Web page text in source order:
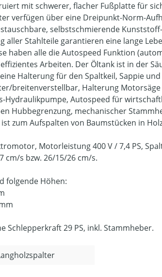
mit schwerer, flacher Fußplatte für
verfügen über eine Dreipunkt-Norm-
selbstschmierende
aller Stahlteile garantieren eine lange
haben alle die Autospeed Funktion
Arbeiten. Der Öltank ist in der
Halterung für den Spaltkeil, Sappie
breitenverstellbar, Halterung
Hydraulikpumpe, Autospeed für
Hubbegrenzung, mechanischer
zum Aufspalten von Baumstücken in
Motorleistung 400 V / 7,4 PS,
cm/s bzw. 26/15/26 cm/s.
folgende Höhen:
Schlepperkraft 29 PS, inkl. Stammheber.